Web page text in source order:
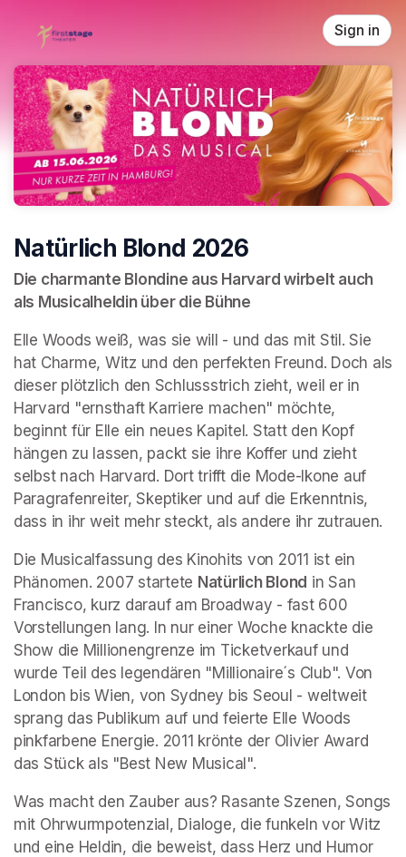
Sign in
Natürlich Blond 2026
Die charmante Blondine aus Harvard wirbelt auch
als Musicalheldin über die Bühne
Elle Woods weiß, was sie will - und das mit Stil. Sie
hat Charme, Witz und den perfekten Freund. Doch als
dieser plötzlich den Schlussstrich zieht, weil er in
Harvard "ernsthaft Karriere machen" möchte,
beginnt für Elle ein neues Kapitel. Statt den Kopf
hängen zu lassen, packt sie ihre Koffer und zieht
selbst nach Harvard. Dort trifft die Mode-Ikone auf
Paragrafenreiter, Skeptiker und auf die Erkenntnis,
dass in ihr weit mehr steckt, als andere ihr zutrauen.
Die Musicalfassung des Kinohits von 2011 ist ein
Phänomen. 2007 startete Natürlich Blond in San
Francisco, kurz darauf am Broadway - fast 600
Vorstellungen lang. In nur einer Woche knackte die
Show die Millionengrenze im Ticketverkauf und
wurde Teil des legendären "Millionaire´s Club". Von
London bis Wien, von Sydney bis Seoul - weltweit
sprang das Publikum auf und feierte Elle Woods
pinkfarbene Energie. 2011 krönte der Olivier Award
das Stück als "Best New Musical".
Was macht den Zauber aus? Rasante Szenen, Songs
mit Ohrwurmpotenzial, Dialoge, die funkeln vor Witz
und eine Heldin, die beweist, dass Herz und Humor